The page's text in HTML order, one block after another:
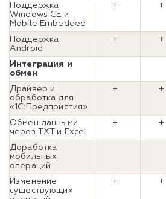
Поддержка
Windows CE и
Mobile Embedded
+ +
Поддержка
Android
+ +
Интеграция и
обмен
Драйвер и
обработка для
«1С:Предприятия»
+ +
Обмен данными
через TXT и Excel
+ +
Доработка
мобильных
операций
Изменение
существующих
+ +